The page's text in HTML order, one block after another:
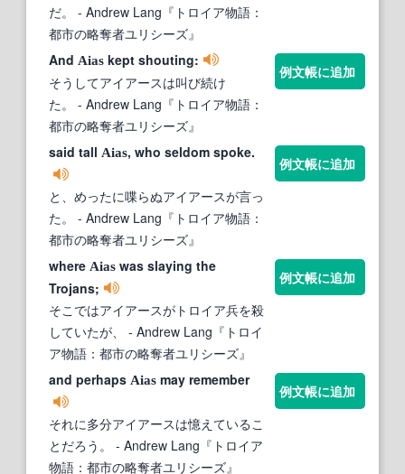
だ。
- Andrew Lang『トロイア物語：
都市の略奪者ユリシーズ』
And Aias kept shouting:
そうしてアイアースは叫び続け
た。
- Andrew Lang『トロイア物語：
都市の略奪者ユリシーズ』
例文帳に追加
said tall Aias, who seldom spoke.
と、めったに喋らぬアイアースが言っ
た。
- Andrew Lang『トロイア物語：
都市の略奪者ユリシーズ』
例文帳に追加
where Aias was slaying the
Trojans;
そこではアイアースがトロイア兵を殺
していたが、
- Andrew Lang『トロイ
ア物語：都市の略奪者ユリシーズ』
例文帳に追加
and perhaps Aias may remember
それに多分アイアースは憶えているこ
とだろう。
- Andrew Lang『トロイア
物語：都市の略奪者ユリシーズ』
例文帳に追加